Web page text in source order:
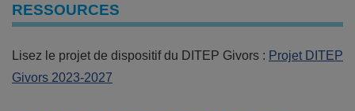
RESSOURCES
Lisez le projet de dispositif du DITEP Givors : Projet DITEP
Givors 2023-2027